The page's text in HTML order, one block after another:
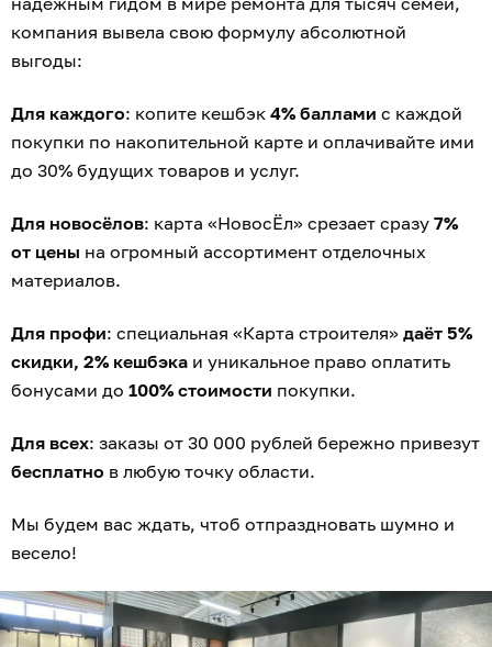
компания вывела свою формулу абсолютной
выгоды:
Для каждого: копите кешбэк 4% баллами с каждой
покупки по накопительной карте и оплачивайте ими
до 30% будущих товаров и услуг.
Для новосёлов: карта «НовосЁл» срезает сразу 7%
от цены на огромный ассортимент отделочных
материалов.
Для профи: специальная «Карта строителя» даёт 5%
скидки, 2% кешбэка и уникальное право оплатить
бонусами до 100% стоимости покупки.
Для всех: заказы от 30 000 рублей бережно привезут
бесплатно в любую точку области.
Мы будем вас ждать, чтоб отпраздновать шумно и
весело!